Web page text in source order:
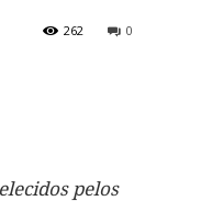
0
262
pelos